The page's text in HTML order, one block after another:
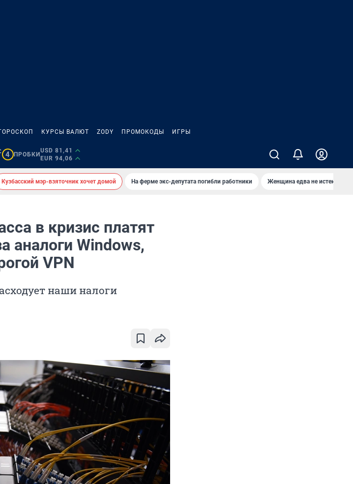
КУРСЫ ВАЛЮТ ZODY ПРОМОКОДЫ ИГРЫ
4 ПРОБКИ
USD 81,41
EUR 94,06
Кузбасский мэр-взяточник хочет домой На ферме экс-депутата погибли работники Женщина едва не истекла
в кризис платят
аналоги Windows,
VPN
наши налоги